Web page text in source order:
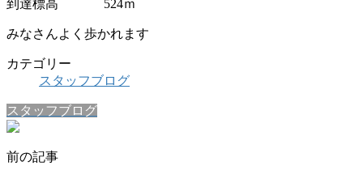
到達標高 524ｍ
みなさんよく歩かれます
カテゴリー
スタッフブログ
スタッフブログ
前の記事